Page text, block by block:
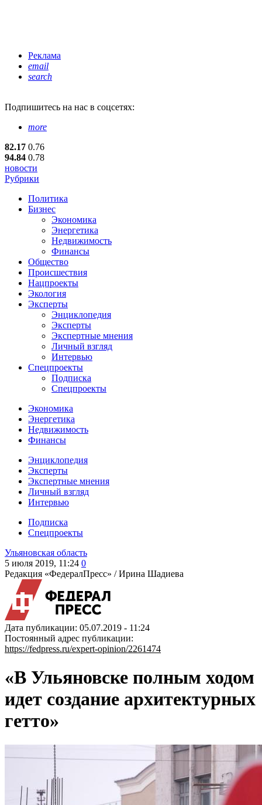
Реклама
email
search
Подпишитесь на нас в соцсетях:
more
82.17 0.76
94.84 0.78
новости
Рубрики
Политика
Бизнес
Экономика
Энергетика
Недвижимость
Финансы
Общество
Происшествия
Нацпроекты
Экология
Эксперты
Энциклопедия
Эксперты
Экспертные мнения
Личный взгляд
Интервью
Спецпроекты
Подписка
Спецпроекты
Экономика
Энергетика
Недвижимость
Финансы
Энциклопедия
Эксперты
Экспертные мнения
Личный взгляд
Интервью
Подписка
Спецпроекты
Ульяновская область
5 июля 2019, 11:24 0
Редакция «ФедералПресс» /Ирина Шадиева
Дата публикации: 05.07.2019 - 11:24
Постоянный адрес публикации:
https://fedpress.ru/expert-opinion/2261474
«В Ульяновске полным ходом
идет создание архитектурных
гетто»